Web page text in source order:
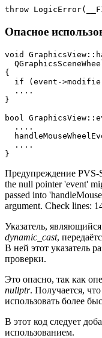
throw
Опасное
void
{
if (event-
  ....
}
bool
  ....
  ....
}
Предупреждение PVS-
the null pointer 'event'
passed into
argument. Check lines:
Указатель,
dynamic_cast,
В ней этот указатель
проверки.
Это опасно, так как
nullptr. Получается,
использовать более
В этот код следует
использованием.